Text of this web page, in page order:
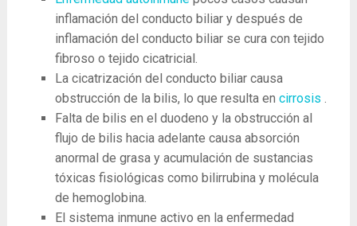
inflamación del conducto biliar y después de
inflamación del conducto biliar se cura con tejido
fibroso o tejido cicatricial.
La cicatrización del conducto biliar causa
obstrucción de la bilis, lo que resulta en cirrosis .
Falta de bilis en el duodeno y la obstrucción al
flujo de bilis hacia adelante causa absorción
anormal de grasa y acumulación de sustancias
tóxicas fisiológicas como bilirrubina y molécula
de hemoglobina.
El sistema inmune activo en la enfermedad